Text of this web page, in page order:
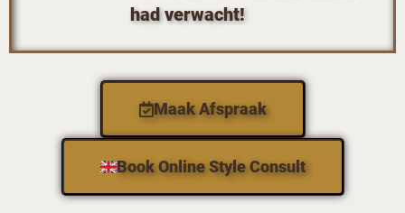
had verwacht!
Maak Afspraak
Book Online Style Consult